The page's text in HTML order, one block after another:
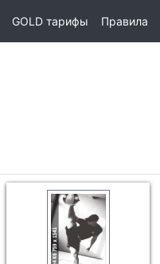
GOLD тарифы Правила